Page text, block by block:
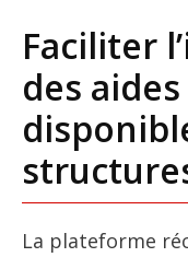
Faciliter
des
La plateforme